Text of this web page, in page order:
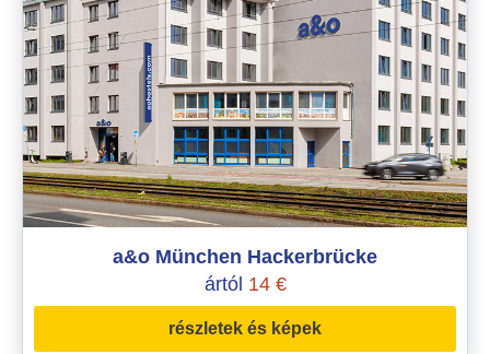
a&o München Hackerbrücke
ártól 14 €
részletek és képek